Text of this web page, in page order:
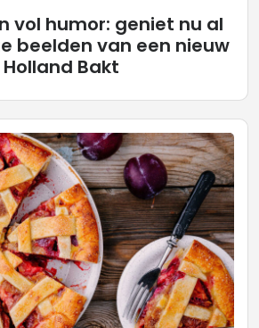
vol humor: geniet nu al
beelden van een nieuw
Bakt